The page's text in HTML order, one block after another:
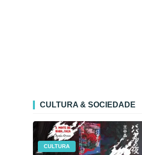
CULTURA & SOCIEDADE
CULTURA